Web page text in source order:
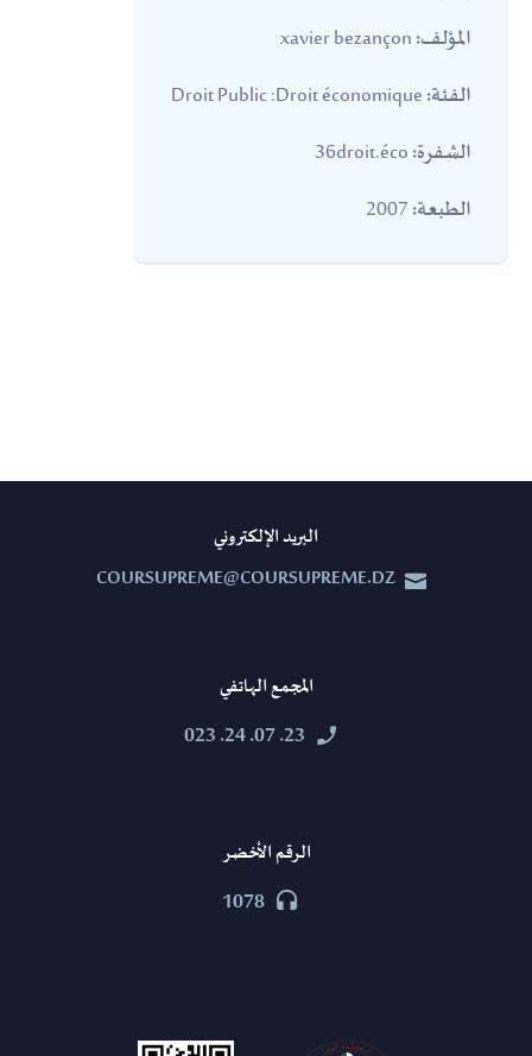
المؤلف:
الفئة:
الشفرة:
الطبعة:
البريد الإلكتروني


COURSUPREME@COURSUPREME.DZ
المجمع الهاتفي


23. 07. 24. 023
الرقم الأخضر


1078